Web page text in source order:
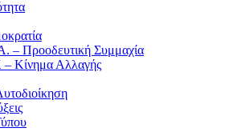
– Προοδευτική Συμμαχία
Κίνημα Αλλαγής